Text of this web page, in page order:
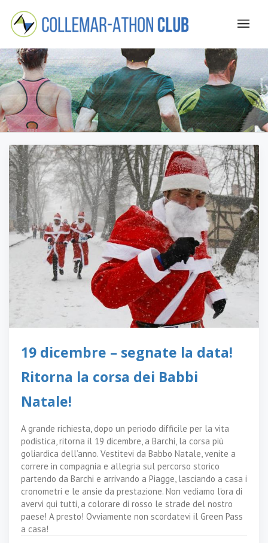
19 dicembre – segnate la data!
Ritorna la corsa dei Babbi
Natale!
A grande richiesta, dopo un periodo difficile per la vita
podistica, ritorna il 19 dicembre, a Barchi, la corsa più
goliardica dell’anno. Vestitevi da Babbo Natale, venite a
correre in compagnia e allegria sul percorso storico
partendo da Barchi e arrivando a Piagge, lasciando a casa i
cronometri e le ansie da prestazione. Non vediamo l’ora di
avervi qui tutti, a colorare di rosso le strade del nostro
paese! A presto! Ovviamente non scordatevi il Green Pass
a casa!